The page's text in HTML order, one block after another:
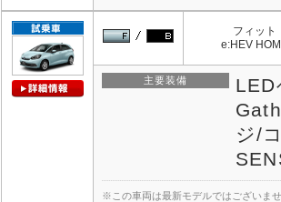
フィット
e:HEV
主要装備
ジ/
※この車両は最新モデルではございま